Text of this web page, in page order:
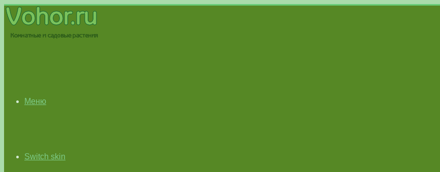
Меню
Switch skin